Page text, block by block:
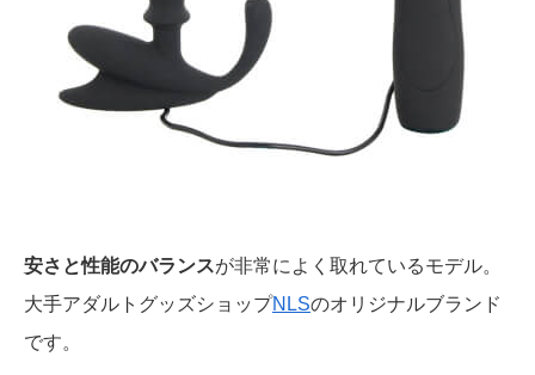
安さと性能のバランスが非常によく取れているモデル。
大手アダルトグッズショップNLSのオリジナルブランド
です。